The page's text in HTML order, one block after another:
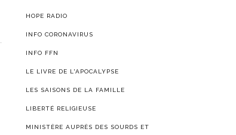
HOPE RADIO
INFO CORONAVIRUS
INFO FFN
LE LIVRE DE L'APOCALYPSE
LES SAISONS DE LA FAMILLE
LIBERTÉ RELIGIEUSE
MINISTÈRE AUPRÈS DES SOURDS ET